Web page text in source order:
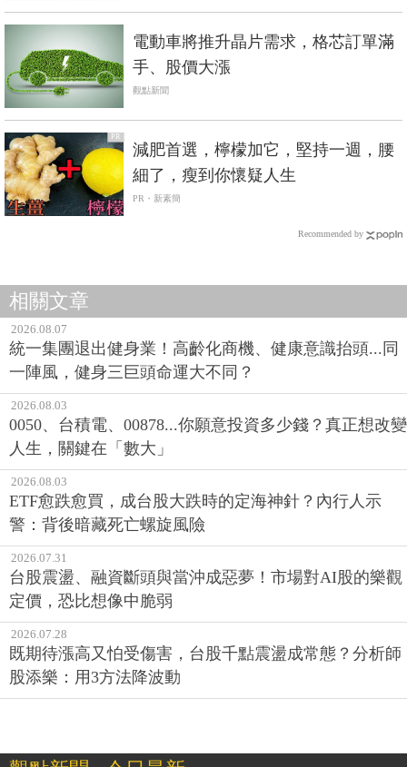
電動車將推升晶片需求，格芯訂單滿
手、股價大漲
觀點新聞
PR
減肥首選，檸檬加它，堅持一週，腰
細了，瘦到你懷疑人生
PR・新素簡
Recommended by
相關文章
2026.08.07
統一集團退出健身業！高齡化商機、健康意識抬頭...同
一陣風，健身三巨頭命運大不同？
2026.08.03
0050、台積電、00878...你願意投資多少錢？真正想改變
人生，關鍵在「數大」
2026.08.03
ETF愈跌愈買，成台股大跌時的定海神針？內行人示
警：背後暗藏死亡螺旋風險
2026.07.31
台股震盪、融資斷頭與當沖成惡夢！市場對AI股的樂觀
定價，恐比想像中脆弱
2026.07.28
既期待漲高又怕受傷害，台股千點震盪成常態？分析師
股添樂：用3方法降波動